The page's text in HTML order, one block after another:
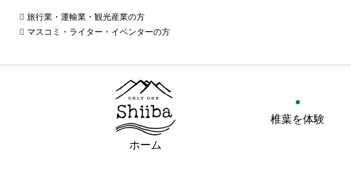
旅行業・運輸業・観光産業の方
マスコミ・ライター・イベンターの方
ホーム
椎葉を体験